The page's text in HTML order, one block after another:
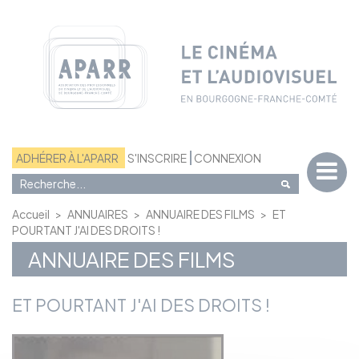
ADHÉRER À L'APARR S'INSCRIRE CONNEXION
Accueil > ANNUAIRES > ANNUAIRE DES FILMS > ET
POURTANT J'AI DES DROITS !
ANNUAIRE DES FILMS
ET POURTANT J'AI DES DROITS !